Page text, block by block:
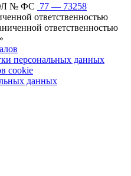
ЭЛ № ФС 77 — 73258
ответственностью
ответственностью
персональных данных
cookie
данных